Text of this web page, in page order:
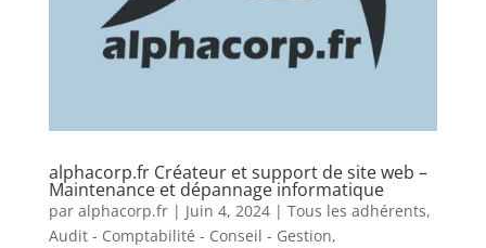
alphacorp.fr Créateur et support de site web –
Maintenance et dépannage informatique
par alphacorp.fr| Juin 4, 2024| Tous les adhérents,
Audit - Comptabilité - Conseil - Gestion,